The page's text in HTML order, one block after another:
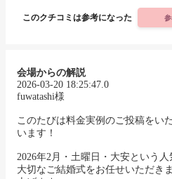
このクチコミは参考になった
会場からの解説
2026-03-20 18:25:47.0
fuwatashi様
このたびは料金実例のご投稿をい
います！
2026年2月・土曜日・大安という
大切なご結婚式をお任せいただき